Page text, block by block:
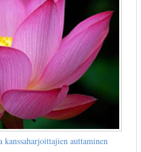
auttaminen